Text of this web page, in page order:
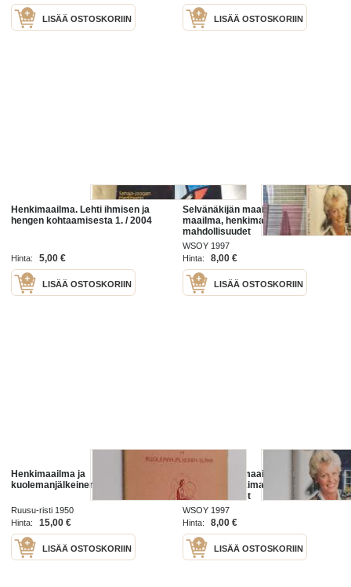
LISÄÄ OSTOSKORIIN LISÄÄ OSTOSKORIIN
Henkimaailma. Lehti ihmisen ja
hengen kohtaamisesta 1. / 2004
Hinta: 5,00 €
LISÄÄ OSTOSKORIIN
Selvänäkijän maailmat : tämä
maailma, henkimaailma, ihmisen
mahdollisuudet
WSOY 1997
Hinta:
8,00 €
LISÄÄ OSTOSKORIIN
Henkimaailma ja
kuolemanjälkeinen elämä
Ruusu-risti 1950
Hinta:
15,00 €
LISÄÄ OSTOSKORIIN
Selvänäkijän maailmat : tämä
maailma, henkimaailma, ihmisen
mahdollisuudet
WSOY 1997
Hinta:
8,00 €
LISÄÄ OSTOSKORIIN